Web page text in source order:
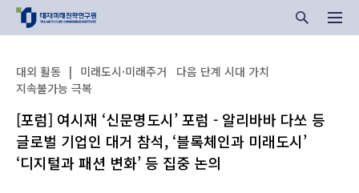
대외 활동 | 미래도시·미래주거
다음 단계 시대 가치
지속불가능 극복
[포럼] 여시재 ‘신문명도시’ 포럼 - 알리바바 다쏘 등
글로벌 기업인 대거 참석, ‘블록체인과 미래도시’
‘디지털과 패션 변화’ 등 집중 논의